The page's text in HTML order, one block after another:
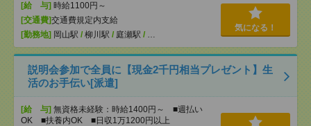
[給 与] 時給1100円～
[交通費]交通費規定内支給
[勤務地] 岡山駅 / 柳川駅 / 庭瀬駅 / …
気になる！
説明会参加で全員に【現金2千円相当プレゼント】生
活のお手伝い[派遣]
[給 与] 無資格未経験：時給1400円～ ■週払い
OK ■扶養内OK ■日収1万1200円以上